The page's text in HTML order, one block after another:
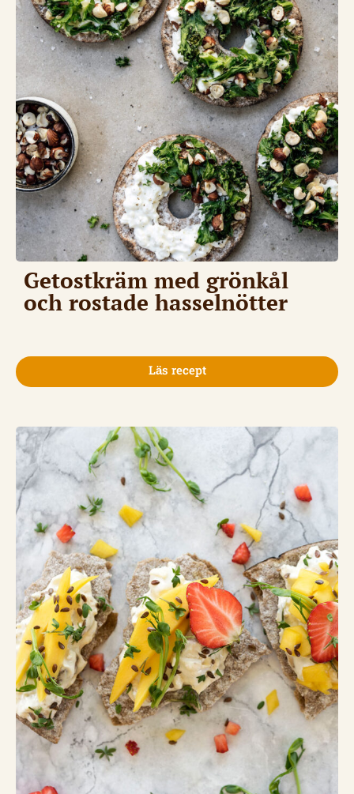
Getostkräm med grönkål
och rostade hasselnötter
Läs recept